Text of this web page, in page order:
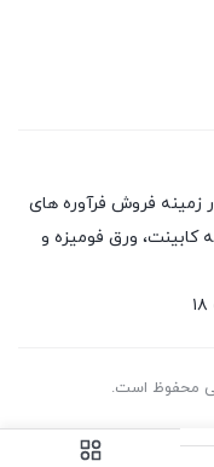
از 21 سال سابقه در زمینه فروش فرآوره های
کابینت، ورق فومیزه و
محفوظ است.